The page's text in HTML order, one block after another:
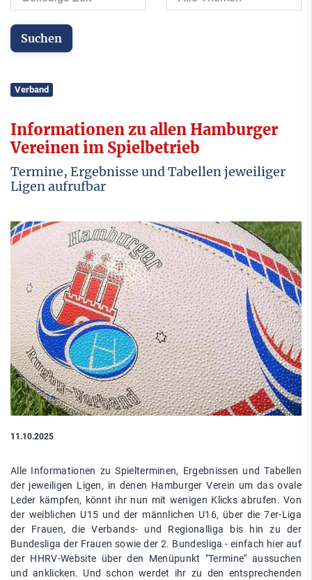
Verband
Informationen zu allen Hamburger
Vereinen im Spielbetrieb
Termine, Ergebnisse und Tabellen jeweiliger
Ligen aufrufbar
11.10.2025
Alle Informationen zu Spielterminen, Ergebnissen und Tabellen
der jeweiligen Ligen, in denen Hamburger Verein um das ovale
Leder kämpfen, könnt ihr nun mit wenigen Klicks abrufen. Von
der weiblichen U15 und der männlichen U16, über die 7er-Liga
der Frauen, die Verbands- und Regionalliga bis hin zu der
Bundesliga der Frauen sowie der 2. Bundesliga - einfach hier auf
der HHRV-Website über den Menüpunkt "Termine" aussuchen
und anklicken. Und schon werdet ihr zu den entsprechenden